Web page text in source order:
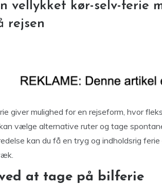
vellykket kør-selv-ferie
rejsen
giver mulighed for en rejseform, hvor
vælge alternative ruter og tage
kan du få en tryg og indholdsrig
at tage på bilferie